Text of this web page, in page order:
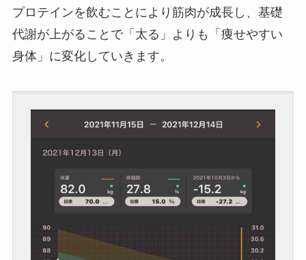
プロテインを飲むことにより筋肉が成長し、基礎
代謝が上がることで「太る」よりも「痩せやすい
身体」に変化していきます。